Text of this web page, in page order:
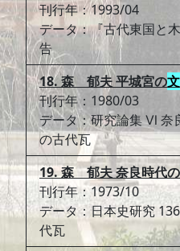
刊行年：1993/04
データ：『古代東国と
告
18. 森 郁夫 平城宮の
刊行年：1980/03
データ：研究論集 Ⅵ 奈
の古代瓦
19. 森 郁夫 奈良時代の
刊行年：1973/10
データ：日本史研究
代瓦